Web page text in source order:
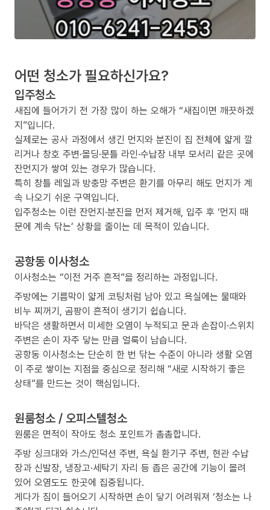
어떤 청소가 필요하신가요?
입주청소
새집에 들어가기 전 가장 많이 하는 오해가 “새집이면 깨끗하겠
지”입니다.
실제로는 공사 과정에서 생긴 먼지와 분진이 집 전체에 얇게 깔
리거나 창호 주변·몰딩·문틀 라인·수납장 내부 모서리 같은 곳에
잔먼지가 쌓여 있는 경우가 많습니다.
특히 창틀 레일과 방충망 주변은 환기를 아무리 해도 먼지가 계
속 나오기 쉬운 구역입니다.
입주청소는 이런 잔먼지·분진을 먼저 제거해, 입주 후 ‘먼지 때
문에 계속 닦는’ 상황을 줄이는 데 목적이 있습니다.
공항동 이사청소
이사청소는 “이전 거주 흔적”을 정리하는 과정입니다.
주방에는 기름막이 얇게 코팅처럼 남아 있고 욕실에는 물때와
비누 찌꺼기, 곰팡이 흔적이 생기기 쉽습니다.
바닥은 생활하면서 미세한 오염이 누적되고 문과 손잡이·스위치
주변은 손이 자주 닿는 만큼 얼룩이 남습니다.
공항동 이사청소는 단순히 한 번 닦는 수준이 아니라 생활 오염
이 주로 쌓이는 지점을 중심으로 정리해 “새로 시작하기 좋은
상태”를 만드는 것이 핵심입니다.
원룸청소 / 오피스텔청소
원룸은 면적이 작아도 청소 포인트가 촘촘합니다.
주방 싱크대와 가스/인덕션 주변, 욕실 환기구 주변, 현관 수납
장과 신발장, 냉장고·세탁기 자리 등 좁은 공간에 기능이 몰려
있어 오염도도 한곳에 집중됩니다.
게다가 짐이 들어오기 시작하면 손이 닿기 어려워져 ‘청소는 나